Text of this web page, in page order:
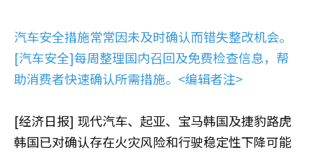
汽车安全措施常常因未及时确认而错失整改机会。
[汽车安全]每周整理国内召回及免费检查信息，帮
助消费者快速确认所需措施。<编辑者注>
[经济日报] 现代汽车、起亚、宝马韩国及捷豹路虎
韩国已对确认存在火灾风险和行驶稳定性下降可能